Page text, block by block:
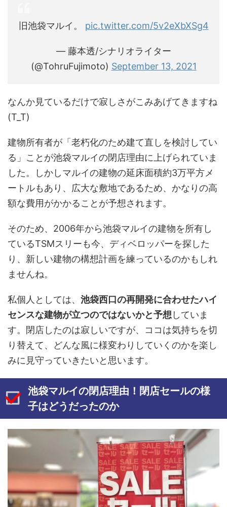
旧池袋マルイ。 pic.twitter.com/5v2eXbXSg4
— 藤本透/シナリオライター
(@TohruFujimoto) September 13, 2021
なんか見ているだけで寂しさがこみあげてきますね
(T_T)
建物所有者が「老朽化のため建て直しを検討してい
る」ことが池袋マルイの閉店理由に上げられていま
した。しかしマルイの建物の延床面積約3万平方メ
ートルもあり、広大な敷地であるため、かなりの高
額な費用がかかることが予想されます。
そのため、2006年から池袋マルイの建物を所有し
ているTSMスリーも今、ディベロッパーを探した
り、新しい建物の構想計画を練っているのかもしれ
ませんね。
私個人としては、 池袋西口の再開発に合わせたハイ
センスな建物が立つのではないかと予想していま
す。閉店したのは寂しいですが、ココは気持ちを切
り替えて、どんな風に様変わりしていくのかを楽し
みに見守っていきたいと思います。
池袋マルイの閉店理由！閉店セールの様
子はどうだったのか